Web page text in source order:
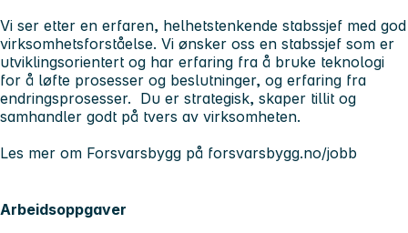
Vi ser etter en erfaren, helhetstenkende stabssjef med god
virksomhetsforståelse. Vi ønsker oss en stabssjef som er
utviklingsorientert og har erfaring fra å bruke teknologi
for å løfte prosesser og beslutninger, og erfaring fra
endringsprosesser. Du er strategisk, skaper tillit og
samhandler godt på tvers av virksomheten.
Les mer om Forsvarsbygg på forsvarsbygg.no/jobb
Arbeidsoppgaver